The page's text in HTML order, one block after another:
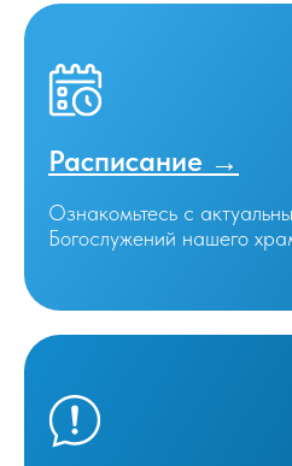
Расписание →
Ознакомьтесь с
Богослужений нашего